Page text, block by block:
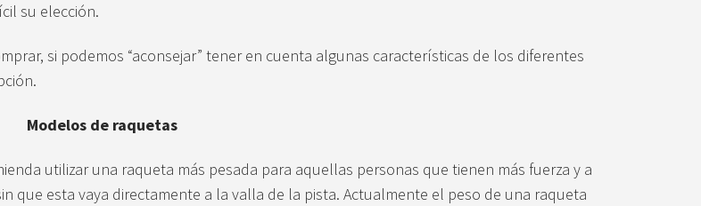
su elección.
si podemos “aconsejar” tener en cuenta algunas características de los diferentes
Modelos de raquetas
utilizar una raqueta más pesada para aquellas personas que tienen más fuerza y a
que esta vaya directamente a la valla de la pista. Actualmente el peso de una raqueta